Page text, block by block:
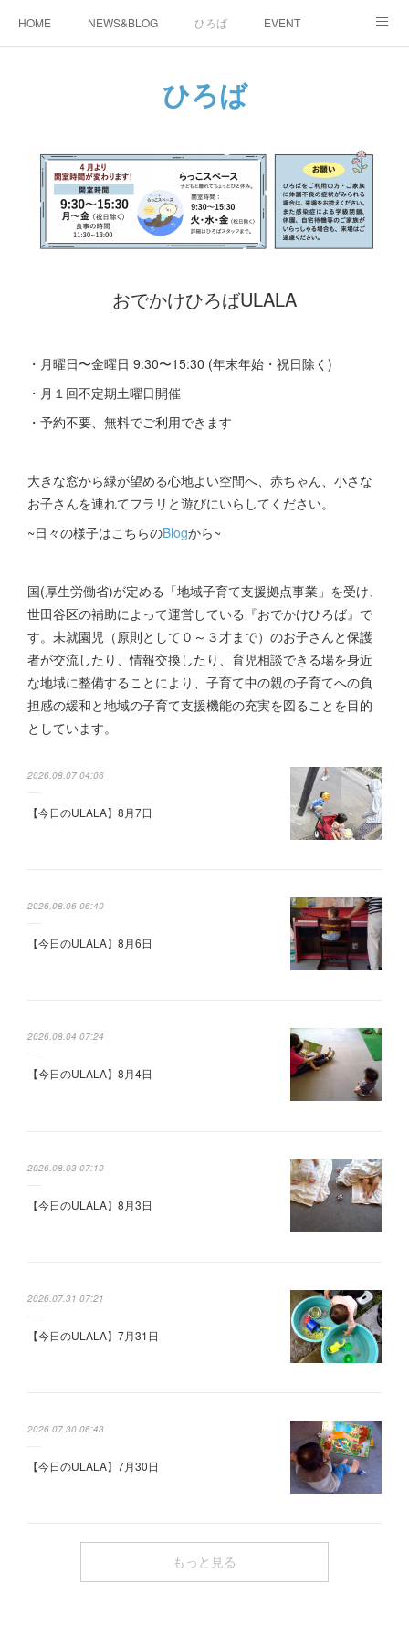
HOME NEWS&BLOG ひろば EVENT
ひろば
おでかけひろばULALA
・月曜日〜金曜日 9:30〜15:30 (年末年始・祝日除く)
・月１回不定期土曜日開催
・予約不要、無料でご利用できます
大きな窓から緑が望める心地よい空間へ、赤ちゃん、小さな
お子さんを連れてフラリと遊びにいらしてください。
~日々の様子はこちらのBlogから~
国(厚生労働省)が定める「地域子育て支援拠点事業」を受け、
世田谷区の補助によって運営している『おでかけひろば』で
す。未就園児（原則として０～３才まで）のお子さんと保護
者が交流したり、情報交換したり、育児相談できる場を身近
な地域に整備することにより、子育て中の親の子育てへの負
担感の緩和と地域の子育て支援機能の充実を図ることを目的
としています。
2026.08.07 04:06
【今日のULALA】8月7日
2026.08.06 06:40
【今日のULALA】8月6日
2026.08.04 07:24
【今日のULALA】8月4日
2026.08.03 07:10
【今日のULALA】8月3日
2026.07.31 07:21
【今日のULALA】7月31日
2026.07.30 06:43
【今日のULALA】7月30日
もっと見る